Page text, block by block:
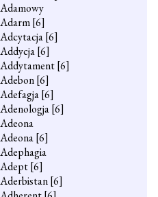
Adamowy
Adarm[6]
Adcytacja[6]
Addycja[6]
Addytament[6]
Adebon[6]
Adefagja[6]
Adenologja[6]
Adeona
Adeona[6]
Adephagia
Adept[6]
Aderbistan[6]